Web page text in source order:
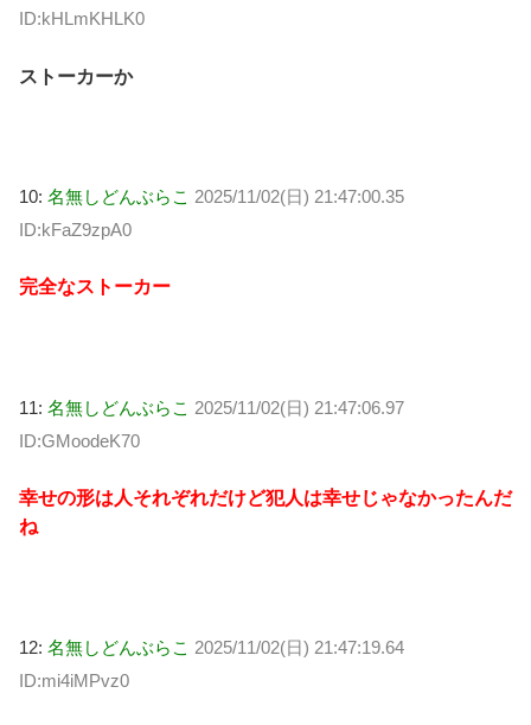
ID:kHLmKHLK0
ストーカーか
10: 名無しどんぶらこ 2025/11/02(日) 21:47:00.35
ID:kFaZ9zpA0
完全なストーカー
11: 名無しどんぶらこ 2025/11/02(日) 21:47:06.97
ID:GMoodeK70
幸せの形は人それぞれだけど犯人は幸せじゃなかったんだ
ね
12: 名無しどんぶらこ 2025/11/02(日) 21:47:19.64
ID:mi4iMPvz0